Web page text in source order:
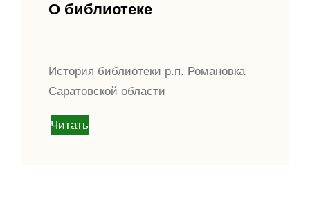
О библиотеке
История библиотеки р.п. Романовка
Саратовской области
Читать